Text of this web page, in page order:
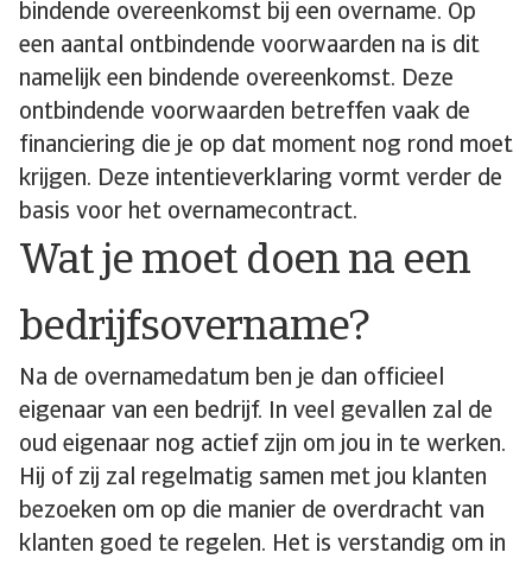
bindende overeenkomst bij een overname. Op
een aantal ontbindende voorwaarden na is dit
namelijk een bindende overeenkomst. Deze
ontbindende voorwaarden betreffen vaak de
financiering die je op dat moment nog rond moet
krijgen. Deze intentieverklaring vormt verder de
basis voor het overnamecontract.
Wat je moet doen na een
bedrijfsovername?
Na de overnamedatum ben je dan officieel
eigenaar van een bedrijf. In veel gevallen zal de
oud eigenaar nog actief zijn om jou in te werken.
Hij of zij zal regelmatig samen met jou klanten
bezoeken om op die manier de overdracht van
klanten goed te regelen. Het is verstandig om in